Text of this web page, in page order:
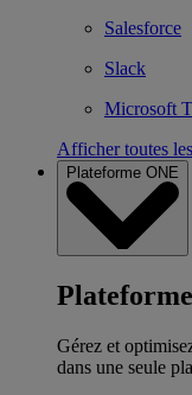
Salesforce
Slack
Microsoft
Afficher toutes
Plateforme ONE
Gérez et
dans une seule